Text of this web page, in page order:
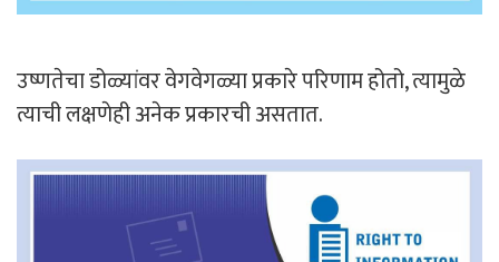
उष्णतेचा डोळ्यांवर वेगवेगळ्या प्रकारे परिणाम होतो, त्यामुळे
त्याची लक्षणेही अनेक प्रकारची असतात.